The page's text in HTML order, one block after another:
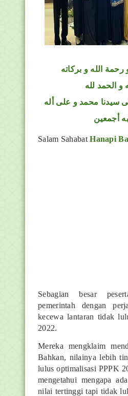
رحمة الله و بركاته
و الحمد لله
سيدنا محمد و على أله
أجمعين
Salam SahabatHanapi
Sebagian besar
pemerintah dengan
kecewa lantaran tidak
2022.
Mereka mengklaim
Bahkan, nilainya lebih
lulus optimalisasi PPPK
mengetahui mengapa
nilai tertinggi tapi tidak